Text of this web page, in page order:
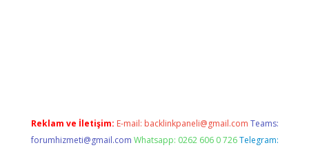
Reklam ve İletişim: E-mail: backlinkpaneli@gmail.com Teams:
forumhizmeti@gmail.com Whatsapp: 0262 606 0 726 Telegram: